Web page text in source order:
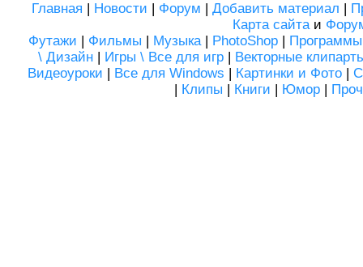
Главная | Новости | Форум | Добавить материал |
Карта сайтаи
Футажи | Фильмы | Музыка| PhotoShop | Программы
\ Дизайн | Игры \ Все для игр | Векторные
Видеоуроки | Все для Windows | Картинки и Фото|
| Клипы | Книги | Юмор |